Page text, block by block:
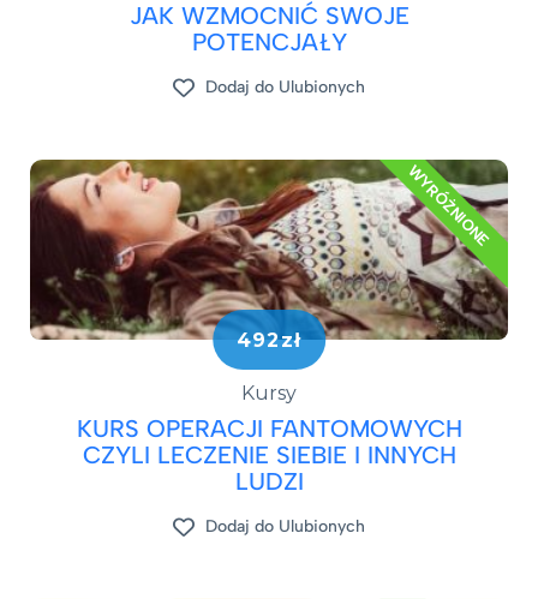
JAK WZMOCNIĆ SWOJE
POTENCJAŁY
Dodaj do Ulubionych
WYRÓŻNIONE
492zł
Kursy
KURS OPERACJI FANTOMOWYCH
CZYLI LECZENIE SIEBIE I INNYCH
LUDZI
Dodaj do Ulubionych